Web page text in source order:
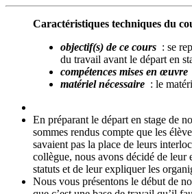
Caractéristiques techniques du
objectif(s) de ce cours : se
du travail avant le départ en
compétences mises en œuvre
matériel nécessaire : le
En préparant le départ en stage de
sommes rendus compte que les
savaient pas la place de leurs
collègue, nous avons décidé de leur
statuts et de leur expliquer les
Nous vous présentons le début de